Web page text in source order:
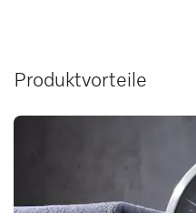
Produktvorteile